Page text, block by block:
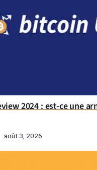
2024 : est-ce une
août 3, 2026